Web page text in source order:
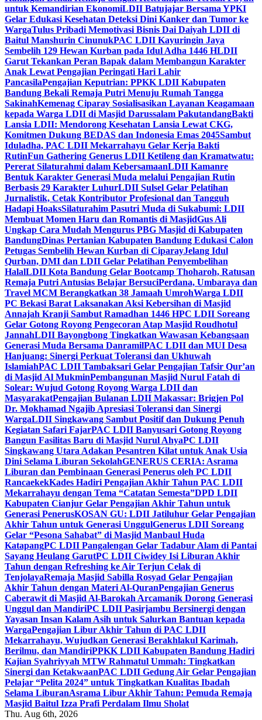
untuk Kemandirian EkonomiLDII Batujajar Bersama YPKI
Gelar Edukasi Kesehatan Deteksi Dini Kanker dan Tumor ke
WargaTulus Pribadi Memotivasi Bisnis Dai Daiyah LDII di
Baitul Manshurin CinunukPAC LDII Kayuringin Jaya
Sembelih 129 Hewan Kurban pada Idul Adha 1446 HLDII
Garut Tekankan Peran Bapak dalam Membangun Karakter
Anak Lewat Pengajian Peringati Hari Lahir
PancasilaPengajian Keputrian: PPKK LDII Kabupaten
Bandung Bekali Remaja Putri Menuju Rumah Tangga
SakinahKemenag Ciparay Sosialisasikan Layanan Keagamaan
kepada Warga LDII di Masjid Darussalam PakutandangBakti
Lansia LDII: Mendorong Kesehatan Lansia Lewat CKG,
Komitmen Dukung BEDAS dan Indonesia Emas 2045Sambut
Iduladha, PAC LDII Mekarrahayu Gelar Kerja Bakti
RutinFun Gathering Generus LDII Ketileng dan Kramatwatu:
Pererat Silaturahmi dalam KebersamaanLDII Kamanre
Bentuk Karakter Generasi Muda melalui Pengajian Rutin
Berbasis 29 Karakter LuhurLDII Sulsel Gelar Pelatihan
Jurnalistik, Cetak Kontributor Profesional dan Tangguh
Hadapi HoaksSilaturahim Pasutri Muda di Sukabumi: LDII
Membuat Momen Haru dan Romantis di MasjidGus Ali
Ungkap Cara Mudah Mengurus PBG Masjid di Kabupaten
BandungDinas Pertanian Kabupaten Bandung Edukasi Calon
Petugas Sembelih Hewan Kurban di CiparayJelang Idul
Qurban, DMI dan LDII Gelar Pelatihan Penyembelihan
HalalLDII Kota Bandung Gelar Bootcamp Thoharoh, Ratusan
Remaja Putri Antusias Belajar BersuciPerdana, Umbaraya dan
Travel MCM Berangkatkan 38 Jamaah UmrohWarga LDII
PC Bekasi Barat Laksanakan Aksi Kebersihan di Masjid
Annajah Kranji Sambut Ramadhan 1446 HPC LDII Soreang
Gelar Gotong Royong Pengecoran Atap Masjid Roudhotul
JannahLDII Bayongbong Tingkatkan Wawasan Kebangsaan
Generasi Muda Bersama DanramilPAC LDII dan MUI Desa
Hanjuang: Sinergi Perkuat Toleransi dan Ukhuwah
IslamiahPAC LDII Tambaksari Gelar Pengajian Tafsir Qur’an
di Masjid Al MukminPembangunan Masjid Nurul Fatah di
Solear: Wujud Gotong Royong Warga LDII dan
MasyarakatPengajian Bulanan LDII Makassar: Brigjen Pol
Dr. Mokhamad Ngajib Apresiasi Toleransi dan Sinergi
WargaLDII Singkawang Sambut Positif dan Dukung Penuh
Kegiatan Safari FajarPAC LDII Banyusari Gotong Royong
Bangun Fasilitas Baru di Masjid Nurul AhyaPC LDII
Singkawang Utara Adakan Pesantren Kilat untuk Anak Usia
Dini Selama Liburan SekolahGENERUS CERIA: Asrama
Liburan dan Pembinaan Generasi Penerus oleh PC LDII
RancaekekKades Hadiri Pengajian Akhir Tahun PAC LDII
Mekarrahayu dengan Tema “Catatan Semesta”DPD LDII
Kabupaten Cianjur Gelar Pengajian Akhir Tahun untuk
Generasi PenerusKOSAN GU: LDII Jatiluhur Gelar Pengajian
Akhir Tahun untuk Generasi UnggulGenerus LDII Soreang
Gelar “Pesona Sahabat” di Masjid Manbaul Huda
KatapangPC LDII Pangalengan Gelar Tadabur Alam di Pantai
Sayang Heulang GarutPC LDII Ciwidey Isi Liburan Akhir
Tahun dengan Refreshing ke Air Terjun Celak di
TenjolayaRemaja Masjid Sabilla Rosyad Gelar Pengajian
Akhir Tahun dengan Materi Al-QuranPengajian Generus
Caberawit di Masjid Al-Barokah Arcamanik Dorong Generasi
Unggul dan MandiriPC LDII Pasirjambu Bersinergi dengan
Yayasan Insan Kalam Asih untuk Salurkan Bantuan kepada
WargaPengajian Libur Akhir Tahun di PAC LDII
Mekarrahayu, Wujudkan Generasi Berakhlakul Karimah,
Berilmu, dan MandiriPPKK LDII Kabupaten Bandung Hadiri
Kajian Syahriyyah MTW Rahmatul Ummah: Tingkatkan
Sinergi dan KetakwaanPAC LDII Gedung Air Gelar Pengajian
Pelajar “Pelita 2024” untuk Tingkatkan Kualitas Ibadah
Selama LiburanAsrama Libur Akhir Tahun: Pemuda Remaja
Masjid Baitul Izza Prafi Perdalam Ilmu Sholat
Thu. Aug 6th, 2026